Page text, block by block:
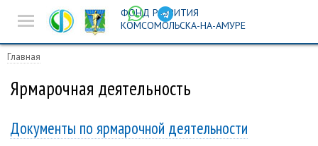
ФОНД РАЗВИТИЯ
КОМСОМОЛЬСКА-НА-АМУРЕ
Новости
Предпринимателям
деятельность
Главная
Ярмарочная деятельность
Документы по ярмарочной деятельности